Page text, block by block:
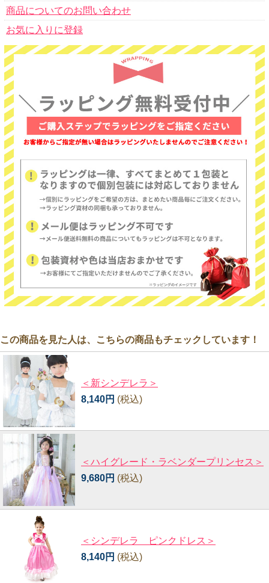
商品についてのお問い合わせ
お気に入りに登録
この商品を見た人は、こちらの商品もチェックしています！
＜新シンデレラ＞
8,140円 (税込)
＜ハイグレード・ラベンダープリンセス＞
9,680円 (税込)
＜シンデレラ ピンクドレス＞
8,140円 (税込)